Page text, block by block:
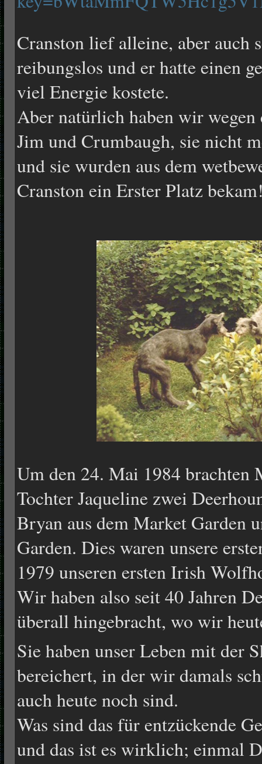
Cranston lief alleine, aber auch
reibungslos und er hatte einen
viel Energie kostete.
Aber natürlich haben wir
Jim und Crumbaugh, sie nicht
und sie wurden aus dem
Cranston ein Erster Platz
Um den 24. Mai 1984 brachten
Tochter Jaqueline zwei
Bryan aus dem Market Garden
Garden. Dies waren unsere
1979 unseren ersten Irish
Wir haben also seit 40 Jahren
überall hingebracht, wo wir
Sie haben unser Leben mit der
bereichert, in der wir damals
auch heute noch sind.
Was sind das für entzückende
und das ist es wirklich; einmal